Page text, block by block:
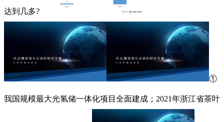
达到几多?
①
我国规模最大光氢储一体化项目全面建成；2021年浙江省茶叶